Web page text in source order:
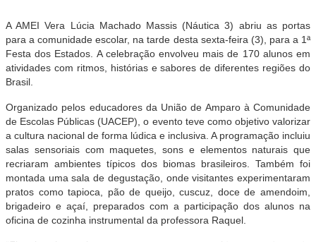
A AMEI Vera Lúcia Machado Massis (Náutica 3) abriu as portas
para a comunidade escolar, na tarde desta sexta-feira (3), para a 1ª
Festa dos Estados. A celebração envolveu mais de 170 alunos em
atividades com ritmos, histórias e sabores de diferentes regiões do
Brasil.
Organizado pelos educadores da União de Amparo à Comunidade
de Escolas Públicas (UACEP), o evento teve como objetivo valorizar
a cultura nacional de forma lúdica e inclusiva. A programação incluiu
salas sensoriais com maquetes, sons e elementos naturais que
recriaram ambientes típicos dos biomas brasileiros. Também foi
montada uma sala de degustação, onde visitantes experimentaram
pratos como tapioca, pão de queijo, cuscuz, doce de amendoim,
brigadeiro e açaí, preparados com a participação dos alunos na
oficina de cozinha instrumental da professora Raquel.